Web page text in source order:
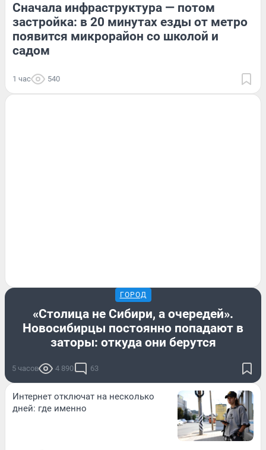
Сначала инфраструктура — потом
застройка: в 20 минутах езды от метро
появится микрорайон со школой и
садом
1 час 540
ГОРОД
«Столица не Сибири, а очередей».
Новосибирцы постоянно попадают в
заторы: откуда они берутся
5 часов 4 890 63
Интернет отключат на несколько
дней: где именно